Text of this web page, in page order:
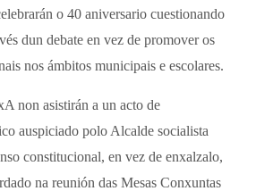
o 40 aniversario cuestionando
dun debate en vez de promover os
nos ámbitos municipais e escolares.
non asistirán a un acto de
auspiciado polo Alcalde socialista
constitucional, en vez de enxalzalo,
na reunión das Mesas Conxuntas